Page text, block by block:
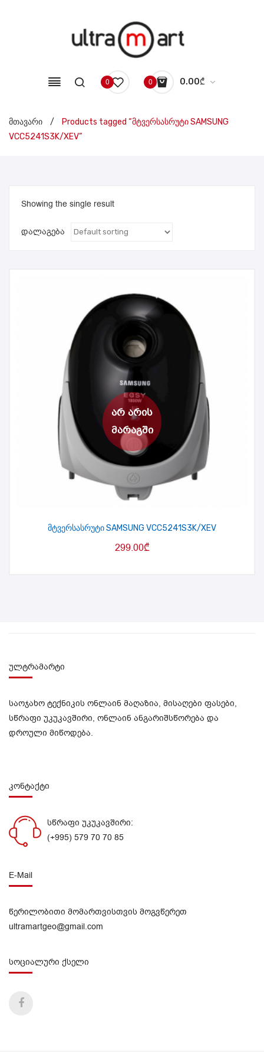
0 0 0.00₾
No products in the cart.
მთავარი /
Products tagged “მტვერსასრუტი SAMSUNG
VCC5241S3K/XEV”
Showing the single result
დალაგება
მტვერსასრუტი SAMSUNG VCC5241S3K/XEV
299.00₾
ულტრამარტი
საოჯახო ტექნიკის ონლაინ მაღაზია, მისაღები ფასები,
სწრაფი უკუკავშირი, ონლაინ ანგარიშსწორება და
დროული მიწოდება.
კონტაქტი
სწრაფი უკუკავშირი:
(+995) 579 70 70 85
E-Mail
წერილობითი მომართვისთვის მოგვწერეთ
ultramartgeo@gmail.com
სოციალური ქსელი